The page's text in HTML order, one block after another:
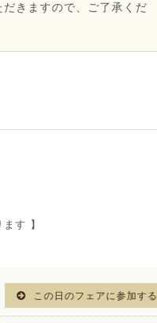
きますので、ご了承くだ
す 】
この日のフェアに参加する